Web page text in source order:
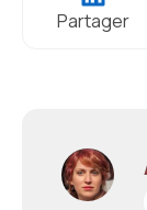
Partager